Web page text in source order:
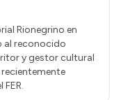
Rionegrino en
al reconocido
y gestor cultural